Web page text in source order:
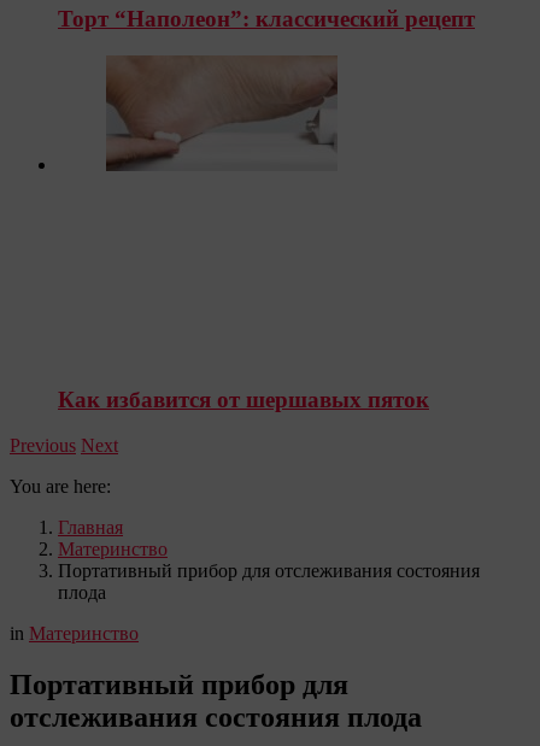
Торт “Наполеон”: классический рецепт
Как избавится от шершавых пяток
Previous Next
You are here:
Главная
Материнство
Портативный прибор для отслеживания состояния
плода
in Материнство
Портативный прибор для
отслеживания состояния плода